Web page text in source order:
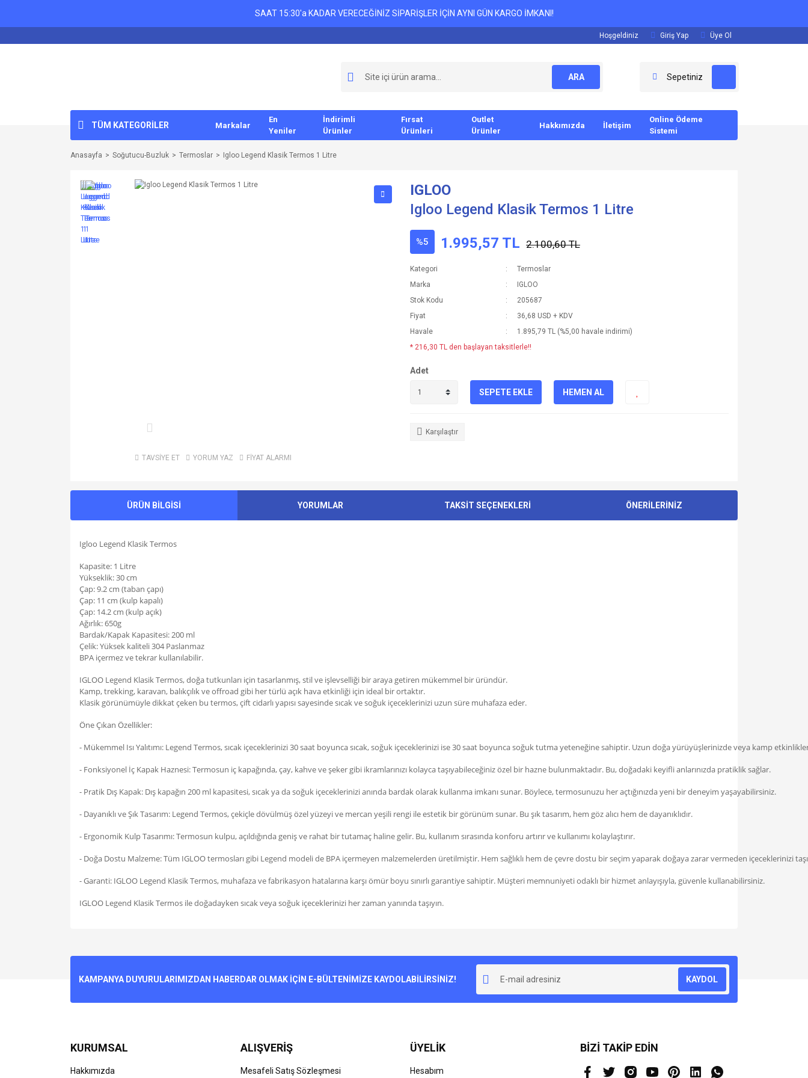
SAAT 15:30'a KADAR VERECEĞİNİZ SİPARİŞLER İÇİN AYNI GÜN KARGO İMKANI!
Hoşgeldiniz Giriş Yap Üye Ol
ARA Sepetiniz
TÜM KATEGORİLER Markalar
En
Yeniler
İndirimli
Ürünler
Fırsat
Ürünleri
Outlet
Ürünler
Hakkımızda İletişim
Online Ödeme
Sistemi
Anasayfa Soğutucu-Buzluk Termoslar Igloo Legend Klasik Termos 1 Litre
TAVSİYE ET YORUM YAZ FİYAT ALARMI
IGLOO
Igloo Legend Klasik Termos 1 Litre
%5 1.995,57 TL 2.100,60 TL
Kategori
Termoslar
Marka
IGLOO
Stok Kodu
205687
Fiyat
36,68 USD + KDV
Havale
1.895,79 TL (%5,00 havale indirimi)
* 216,30 TL den başlayan taksitlerle!!
Adet
SEPETE EKLE HEMEN AL
Karşılaştır
ÜRÜN BİLGİSİ YORUMLAR TAKSİT SEÇENEKLERİ ÖNERİLERİNİZ
Igloo Legend Klasik Termos
Kapasite: 1 Litre
Yükseklik: 30 cm
Çap: 9.2 cm (taban çapı)
Çap: 11 cm (kulp kapalı)
Çap: 14.2 cm (kulp açık)
Ağırlık: 650g
Bardak/Kapak Kapasitesi: 200 ml
Çelik: Yüksek kaliteli 304 Paslanmaz
BPA içermez ve tekrar kullanılabilir.
IGLOO Legend Klasik Termos, doğa tutkunları için tasarlanmış, stil ve işlevselliği bir araya getiren mükemmel bir üründür.
Kamp, trekking, karavan, balıkçılık ve offroad gibi her türlü açık hava etkinliği için ideal bir ortaktır.
Klasik görünümüyle dikkat çeken bu termos, çift cidarlı yapısı sayesinde sıcak ve soğuk içeceklerinizi uzun süre muhafaza eder.
Öne Çıkan Özellikler:
- Mükemmel Isı Yalıtımı: Legend Termos, sıcak içeceklerinizi 30 saat boyunca sıcak, soğuk içeceklerinizi ise 30 saat boyunca soğuk tutma yeteneğine sahiptir. Uzun doğa yürüyüşlerinizde veya kamp
- Fonksiyonel İç Kapak Haznesi: Termosun iç kapağında, çay, kahve ve şeker gibi ikramlarınızı kolayca taşıyabileceğiniz özel bir hazne bulunmaktadır. Bu, doğadaki keyifli anlarınızda pratiklik sağlar.
- Pratik Dış Kapak: Dış kapağın 200 ml kapasitesi, sıcak ya da soğuk içeceklerinizi anında bardak olarak kullanma imkanı sunar. Böylece, termosunuzu her açtığınızda yeni bir deneyim yaşayabilirsiniz.
- Dayanıklı ve Şık Tasarım: Legend Termos, çekiçle dövülmüş özel yüzeyi ve mercan yeşili rengi ile estetik bir görünüm sunar. Bu şık tasarım, hem göz alıcı hem de dayanıklıdır.
- Ergonomik Kulp Tasarımı: Termosun kulpu, açıldığında geniş ve rahat bir tutamaç haline gelir. Bu, kullanım sırasında konforu artırır ve kullanımı kolaylaştırır.
- Doğa Dostu Malzeme: Tüm IGLOO termosları gibi Legend modeli de BPA içermeyen malzemelerden üretilmiştir. Hem sağlıklı hem de çevre dostu bir seçim yaparak doğaya zarar vermeden içeceklerinizi
- Garanti: IGLOO Legend Klasik Termos, muhafaza ve fabrikasyon hatalarına karşı ömür boyu sınırlı garantiye sahiptir. Müşteri memnuniyeti odaklı bir hizmet anlayışıyla, güvenle kullanabilirsiniz.
IGLOO Legend Klasik Termos ile doğadayken sıcak veya soğuk içeceklerinizi her zaman yanında taşıyın.
Ürün resmi kalitesiz, bozuk veya görüntülenemiyor.
Bu ürüne benzer farklı alternatifler olmalı.
KAMPANYA DUYURULARIMIZDAN HABERDAR OLMAK İÇİN E-BÜLTENİMİZE KAYDOLABİLİRSİNİZ! KAYDOL
KURUMSAL
Hakkımızda
ALIŞVERİŞ
Mesafeli Satış Sözleşmesi
ÜYELİK
Hesabım
BİZİ TAKİP EDİN